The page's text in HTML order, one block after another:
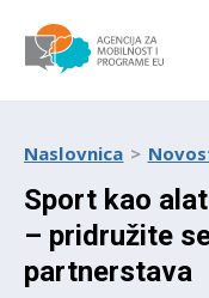
Naslovnica
Sport kao
– pridružite
partnerstava